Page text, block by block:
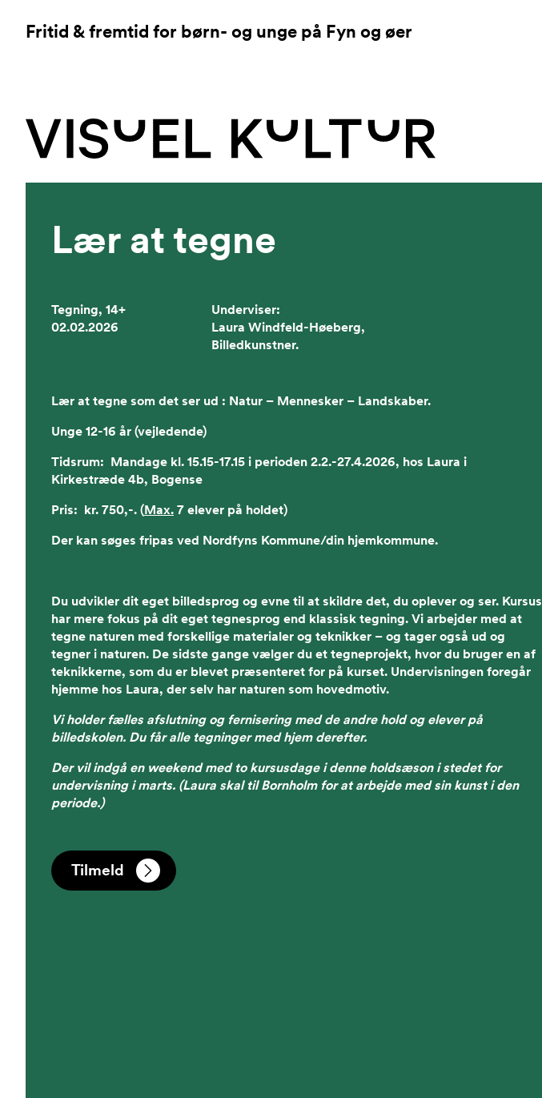
Fritid & fremtid for børn- og unge på Fyn og øer
Lær at tegne
Tegning, 14+
02.02.2026
Underviser:
Laura Windfeld-Høeberg,
Billedkunstner.
Lær at tegne som det ser ud : Natur – Mennesker – Landskaber.
Unge 12-16 år (vejledende)
Tidsrum: Mandage kl. 15.15-17.15 i perioden 2.2.-27.4.2026, hos Laura i
Kirkestræde 4b, Bogense
Pris: kr. 750,-. (Max. 7 elever på holdet)
Der kan søges fripas ved Nordfyns Kommune/din hjemkommune.
Du udvikler dit eget billedsprog og evne til at skildre det, du oplever og ser. Kursus
har mere fokus på dit eget tegnesprog end klassisk tegning. Vi arbejder med at
tegne naturen med forskellige materialer og teknikker – og tager også ud og
tegner i naturen. De sidste gange vælger du et tegneprojekt, hvor du bruger en af
teknikkerne, som du er blevet præsenteret for på kurset. Undervisningen foregår
hjemme hos Laura, der selv har naturen som hovedmotiv.
Vi holder fælles afslutning og fernisering med de andre hold og elever på
billedskolen. Du får alle tegninger med hjem derefter.
Der vil indgå en weekend med to kursusdage i denne holdsæson i stedet for
undervisning i marts. (Laura skal til Bornholm for at arbejde med sin kunst i den
periode.)
Tilmeld